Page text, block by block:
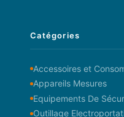
Catégories
Accessoires et
Appareils Mesures
Equipements De
Outillage